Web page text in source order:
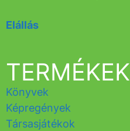
TERMÉKEK
Könyvek
Képregények
Társasjátékok
Elállás